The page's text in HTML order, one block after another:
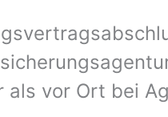
vor Ort bei